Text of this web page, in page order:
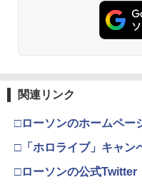
PS5
5
体用
【期
売 専
【
や姫
4
ニン
￥
￥
4
【純
￥
【純
4
【純
劇場
窩座
劇
窩座
￥
関連リンク
□ローソンのホームペー
□「ホロライブ」キャン
□ローソンの公式Twitter